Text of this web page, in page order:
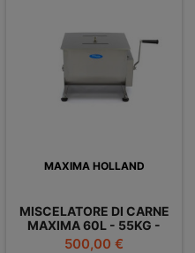
MAXIMA HOLLAND
MISCELATORE DI CARNE
MAXIMA 60L - 55KG -
DOPPIO
Prezzo
500,00 €